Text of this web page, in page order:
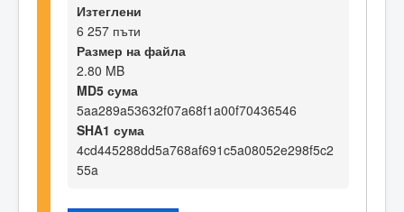
Изтеглени
6 257 пъти
Размер на файла
2.80 MB
MD5 сума
5aa289a53632f07a68f1a00f70436546
SHA1 сума
4cd445288dd5a768af691c5a08052e298f5c2
55a